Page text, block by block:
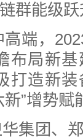
群能级
端，
布局新
打造新
”增势赋
团、郑